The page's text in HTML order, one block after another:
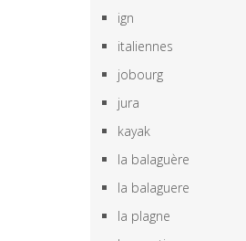
ign
italiennes
jobourg
jura
kayak
la balaguère
la balaguere
la plagne